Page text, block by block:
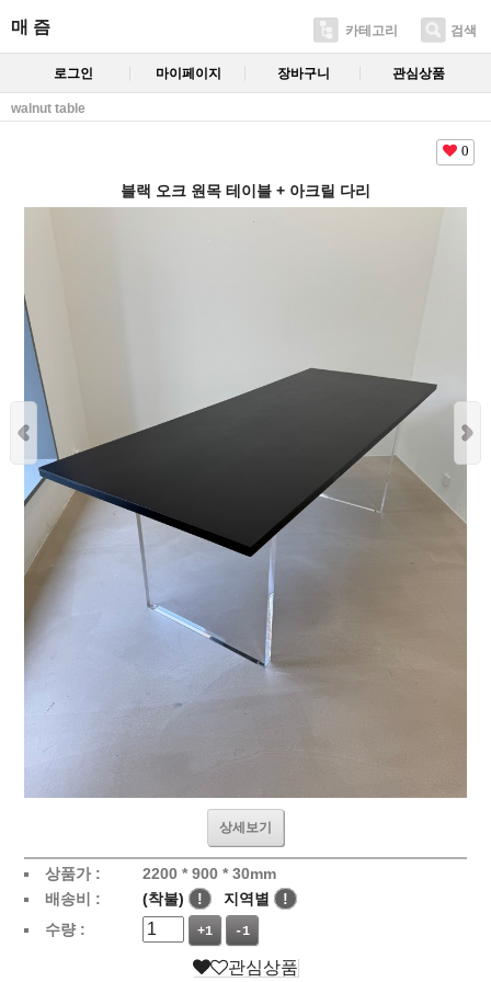
매 즘 카테고리 검색
로그인 마이페이지 장바구니 관심상품
walnut table
0
블랙 오크 원목 테이블 + 아크릴 다리
상세보기
상품가 :
2200 * 900 * 30mm
배송비 :
(착불) ! 지역별
!
수량 :
+1 -1
관심상품